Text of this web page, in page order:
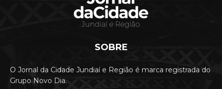
SOBRE
O Jornal da Cidade Jundiaí e Região é marca registrada do
Grupo Novo Dia.